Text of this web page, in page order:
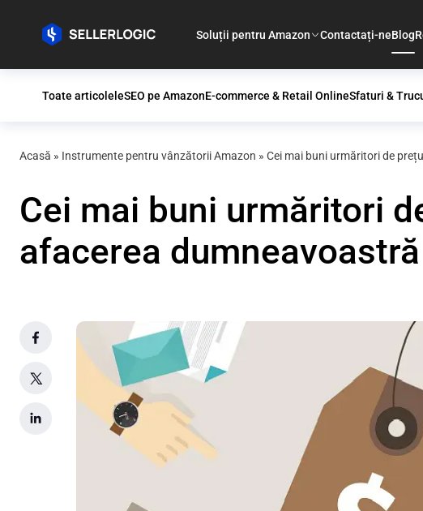
Soluții pentru Amazon Contactați-neBlog
Toate articoleleSEO pe AmazonE-commerce & Retail OnlineSfaturi &
Acasă » Instrumente pentru vânzătorii Amazon » Cei mai buni urmăritori de
Cei mai buni urmăritori
afacerea dumneavoastră